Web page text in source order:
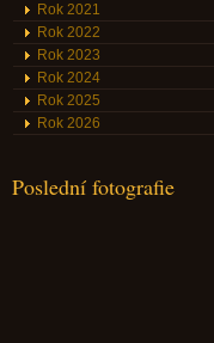
Rok 2021
Rok 2022
Rok 2023
Rok 2024
Rok 2025
Rok 2026
Poslední fotografie